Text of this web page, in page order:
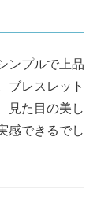
ンプルで上品
ブレスレット
見た目の美し
感できるでし